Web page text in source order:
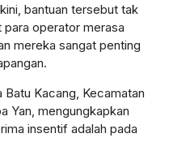
bantuan tersebut tak
para operator merasa
mereka sangat penting
Kacang, Kecamatan
Yan, mengungkapkan
insentif adalah pada